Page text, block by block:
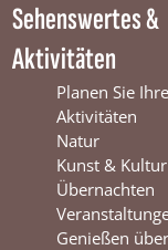
n
t
e
t
e
r
s
w
i
j
k
i
t
e
r
s
w
i
j
k
Sehenswertes &
Aktivitäten
Planen Sie
Aktivitäten
Natur
Kunst & Kultur
Übernachten
Genießen